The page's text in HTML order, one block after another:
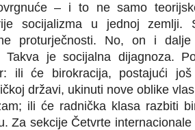
– i to ne samo
socijalizma u jednoj zemlji.
proturječnosti. No, on i
Takva je socijalna dijagnoza.
ili će birokracija, postajući
državi, ukinuti nove oblike
ili će radnička klasa razbiti
Za sekcije Četvrte